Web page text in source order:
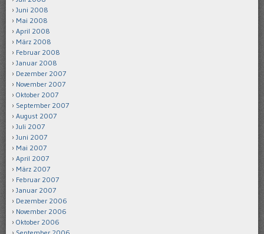
Juni 2008
Mai 2008
April 2008
März 2008
Februar 2008
Januar 2008
Dezember 2007
November 2007
Oktober 2007
September 2007
August 2007
Juli 2007
Juni 2007
Mai 2007
April 2007
März 2007
Februar 2007
Januar 2007
Dezember 2006
November 2006
Oktober 2006